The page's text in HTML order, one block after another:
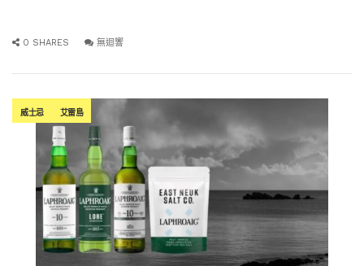
0 SHARES 無迴響
威士忌 艾雷島